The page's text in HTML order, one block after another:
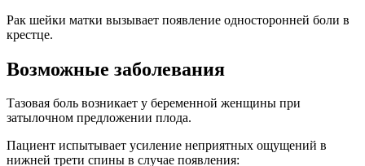
Рак шейки матки вызывает появление односторонней боли в
крестце.
Возможные заболевания
Тазовая боль возникает у беременной женщины при
затылочном предложении плода.
Пациент испытывает усиление неприятных ощущений в
нижней трети спины в случае появления: